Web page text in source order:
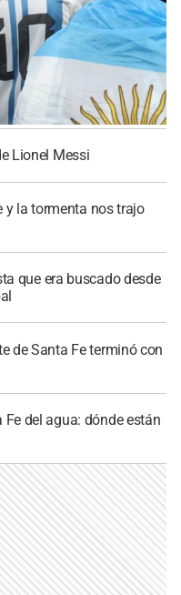
Lionel Messi
y la tormenta nos trajo
que era buscado desde
de Santa Fe terminó con
del agua: dónde están